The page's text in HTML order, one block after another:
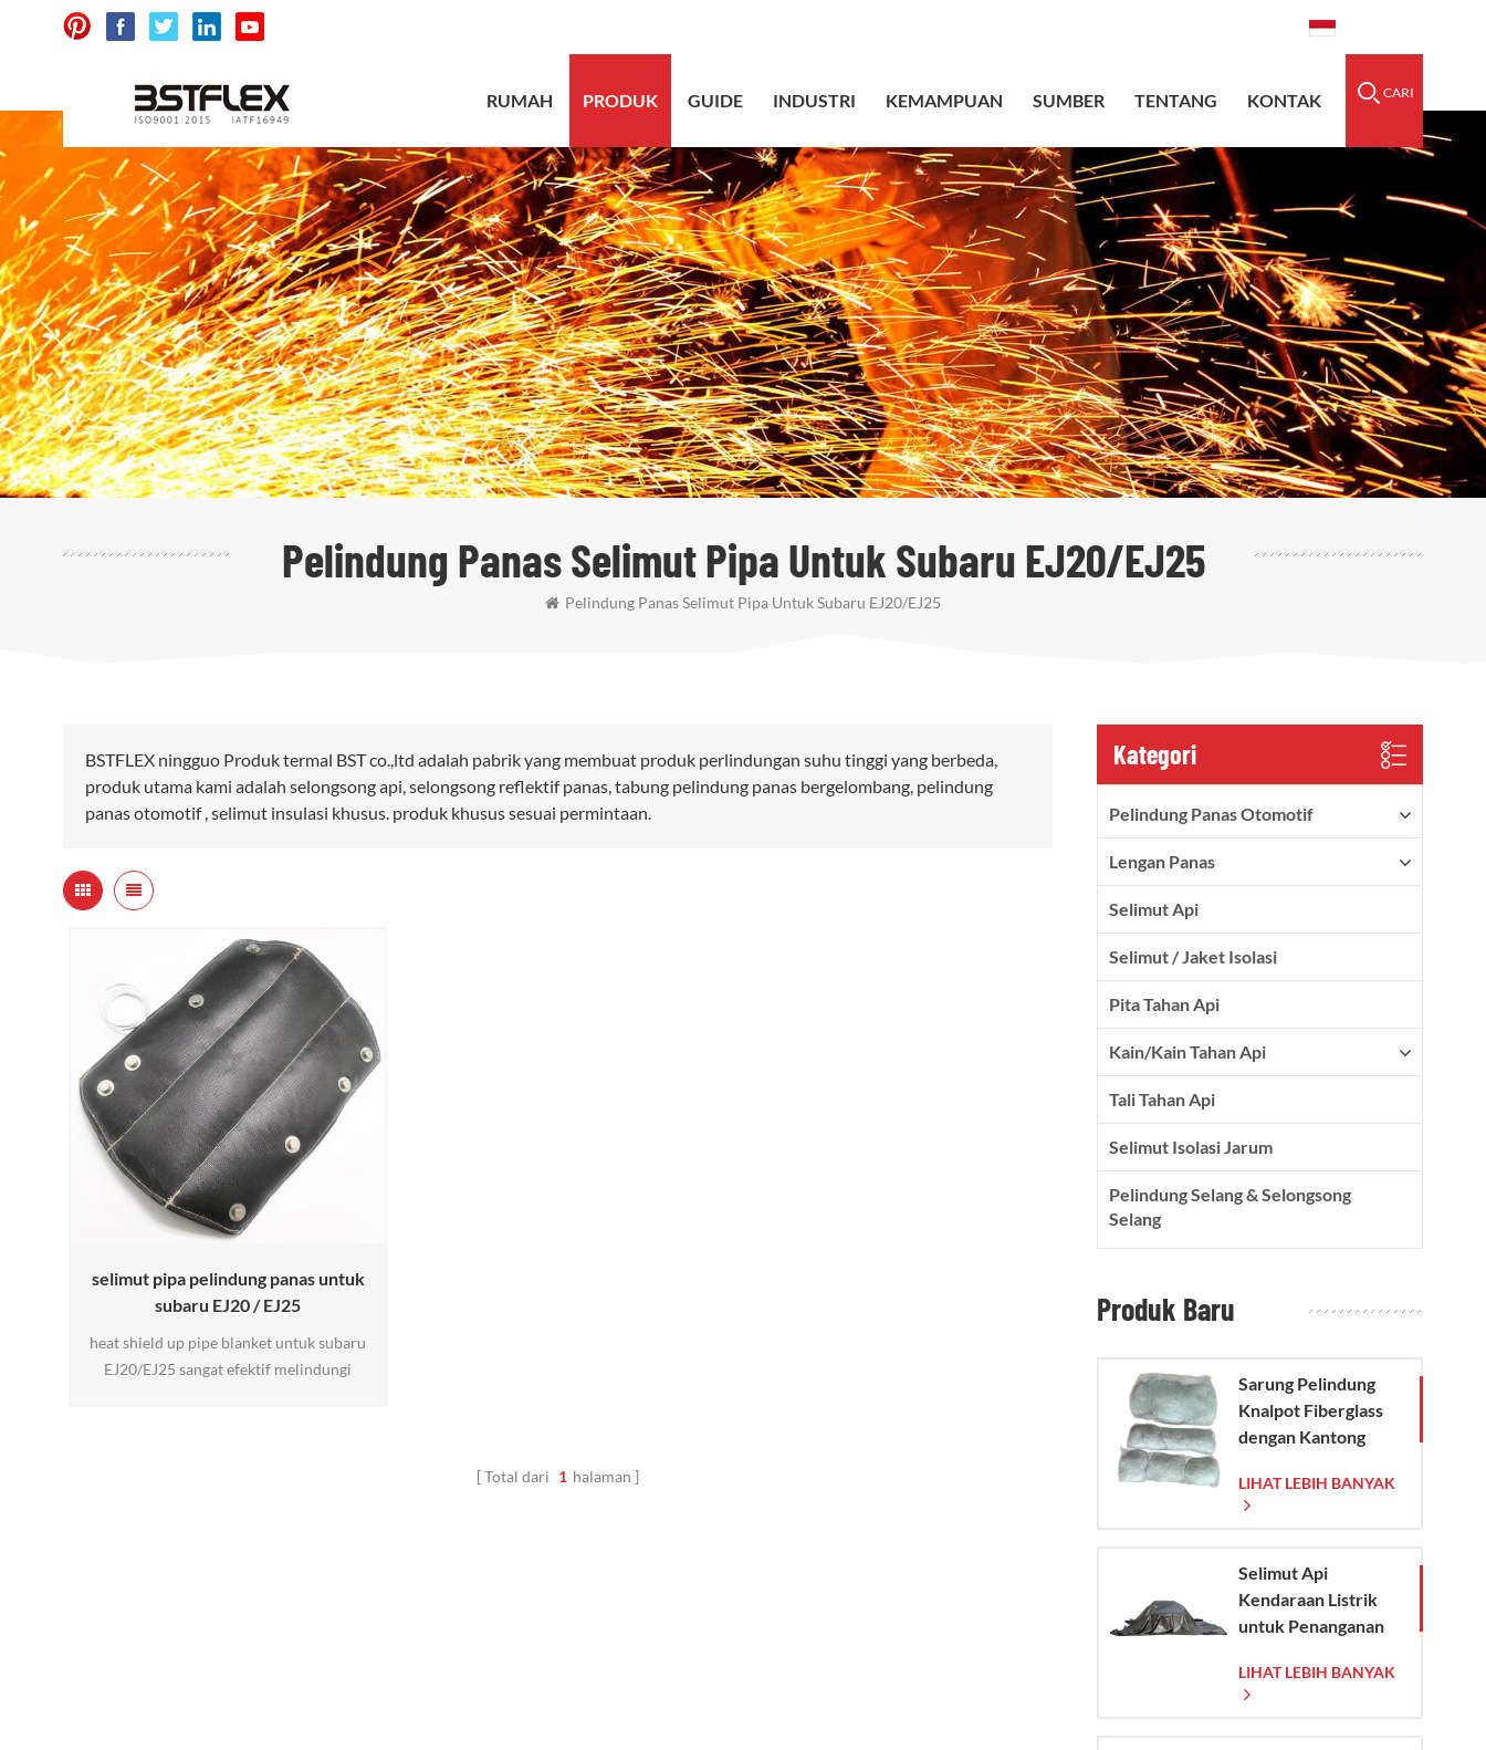
CARI
RUMAH PRODUK GUIDE INDUSTRI KEMAMPUAN SUMBER TENTANG KONTAK
Pelindung Panas Selimut Pipa Untuk Subaru EJ20/EJ25
Pelindung Panas Selimut Pipa Untuk Subaru EJ20/EJ25
BSTFLEX ningguo Produk termal BST co.,ltd adalah pabrik yang membuat produk perlindungan suhu tinggi yang berbeda,
produk utama kami adalah selongsong api, selongsong reflektif panas, tabung pelindung panas bergelombang, pelindung
panas otomotif , selimut insulasi khusus. produk khusus sesuai permintaan.
selimut pipa pelindung panas untuk
subaru EJ20 / EJ25
heat shield up pipe blanket untuk subaru
EJ20/EJ25 sangat efektif melindungi
Total dari 1 halaman
Kategori
Pelindung Panas Otomotif
Lengan Panas
Selimut Api
Selimut / Jaket Isolasi
Pita Tahan Api
Kain/kain Tahan Api
Tali Tahan Api
Selimut Isolasi Jarum
Pelindung Selang & Selongsong
Selang
Produk Baru
Sarung Pelindung
Knalpot Fiberglass
dengan Kantong
Anyaman
LIHAT LEBIH BANYAK
Selimut Api
Kendaraan Listrik
untuk Penanganan
Kendaraan Listrik
dan Mobil
LIHAT LEBIH BANYAK